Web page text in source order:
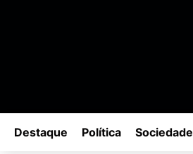
Destaque Política Sociedade